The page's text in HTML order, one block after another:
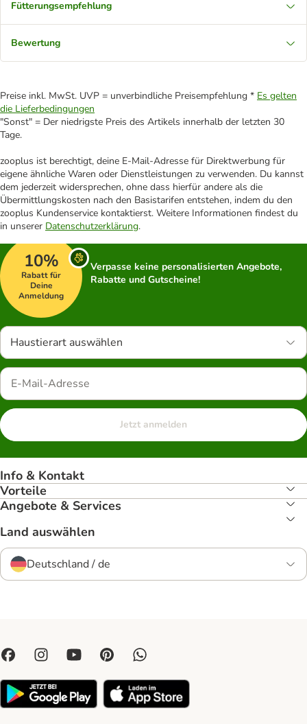
Fütterungsempfehlung
Bewertung
Preise inkl. MwSt. UVP = unverbindliche Preisempfehlung * Es gelten
die Lieferbedingungen
"Sonst" = Der niedrigste Preis des Artikels innerhalb der letzten 30
Tage.
zooplus ist berechtigt, deine E-Mail-Adresse für Direktwerbung für
eigene ähnliche Waren oder Dienstleistungen zu verwenden. Du kannst
dem jederzeit widersprechen, ohne dass hierfür andere als die
Übermittlungskosten nach den Basistarifen entstehen, indem du den
zooplus Kundenservice kontaktierst. Weitere Informationen findest du
in unserer Datenschutzerklärung.
10%
Rabatt für
Deine
Anmeldung
Verpasse keine personalisierten Angebote,
Rabatte und Gutscheine!
Haustierart auswählen
Jetzt anmelden
Info & Kontakt
Vorteile
Angebote & Services
Land auswählen
Deutschland / de